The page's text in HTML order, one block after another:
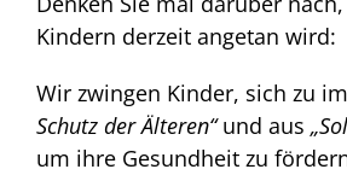
Kindern derzeit angetan wird:
Wir zwingen Kinder, sich zu
Schutz der Älteren“und aus
um ihre Gesundheit zu